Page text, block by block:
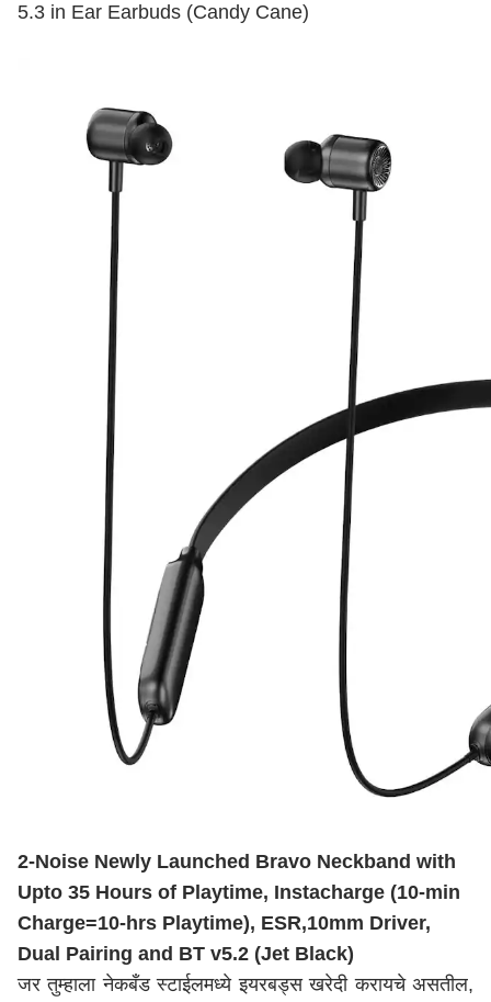
5.3 in Ear Earbuds (Candy Cane)
2-Noise Newly Launched Bravo Neckband with
Upto 35 Hours of Playtime, Instacharge (10-min
Charge=10-hrs Playtime), ESR,10mm Driver,
Dual Pairing and BT v5.2 (Jet Black)
जर तुम्हाला नेकबँड स्टाईलमध्ये इयरबड्स खरेदी करायचे असतील,